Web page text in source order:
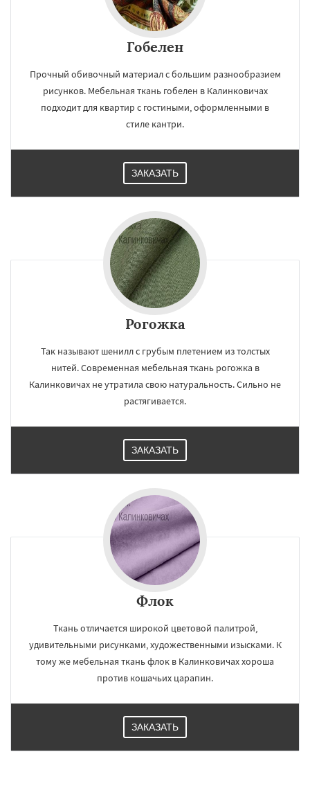
Гобелен
Прочный обивочный материал с большим разнообразием
рисунков. Мебельная ткань гобелен в Калинковичах
подходит для квартир с гостиными, оформленными в
стиле кантри.
ЗАКАЗАТЬ
Рогожка
Так называют шенилл с грубым плетением из толстых
нитей. Современная мебельная ткань рогожка в
Калинковичах не утратила свою натуральность. Сильно не
растягивается.
ЗАКАЗАТЬ
Флок
Ткань отличается широкой цветовой палитрой,
удивительными рисунками, художественными изысками. К
тому же мебельная ткань флок в Калинковичах хороша
против кошачьих царапин.
ЗАКАЗАТЬ